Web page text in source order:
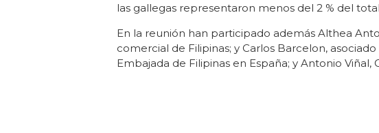
las gallegas representaron menos del 2 % del
En la reunión han participado además Althea
comercial de Filipinas; y Carlos Barcelon,
Embajada de Filipinas en España; y Antonio Viñal,